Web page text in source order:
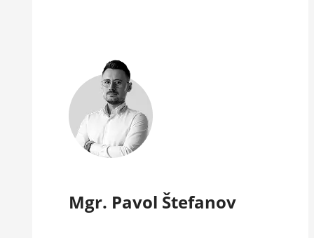
Mgr. Pavol Štefanov